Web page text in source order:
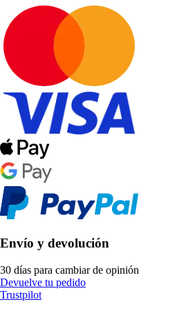
Envío y devolución
30 días para cambiar de opinión
Devuelve tu pedido
Trustpilot